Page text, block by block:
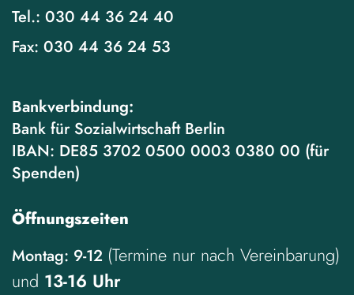
Tel.: 030 44 36 24 40
Fax: 030 44 36 24 53
Bankverbindung:
Bank für Sozialwirtschaft Berlin
IBAN: DE85 3702 0500 0003 0380 00 (für
Spenden)
Öffnungszeiten
Montag: 9-12 (Termine nur nach Vereinbarung)
und 13-16 Uhr